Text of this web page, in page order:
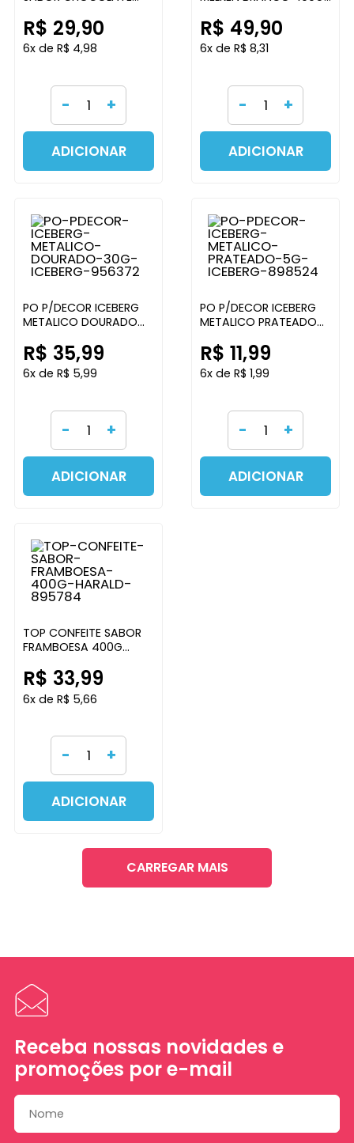
R$ 29,90
6x de R$ 4,98
- +
ADICIONAR
R$ 49,90
6x de R$ 8,31
- +
ADICIONAR
PO P/DECOR ICEBERG
METALICO DOURADO
R$ 35,99
6x de R$ 5,99
- +
ADICIONAR
PO P/DECOR ICEBERG
METALICO PRATEADO
R$ 11,99
6x de R$ 1,99
- +
ADICIONAR
TOP CONFEITE SABOR
FRAMBOESA 400G
R$ 33,99
6x de R$ 5,66
- +
ADICIONAR
CARREGAR MAIS
Receba nossas novidades e
promoções por e-mail